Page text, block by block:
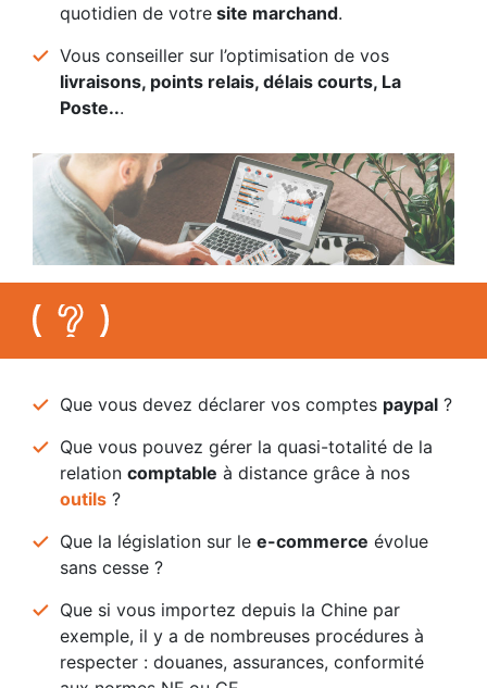
quotidien de votre site marchand.
Vous conseiller sur l’optimisation de vos
livraisons, points relais, délais courts, La
Poste...
Que vous devez déclarer vos comptes paypal ?
Que vous pouvez gérer la quasi-totalité de la
relation comptable à distance grâce à nos
outils ?
Que la législation sur le e-commerce évolue
sans cesse ?
Que si vous importez depuis la Chine par
exemple, il y a de nombreuses procédures à
respecter : douanes, assurances, conformité